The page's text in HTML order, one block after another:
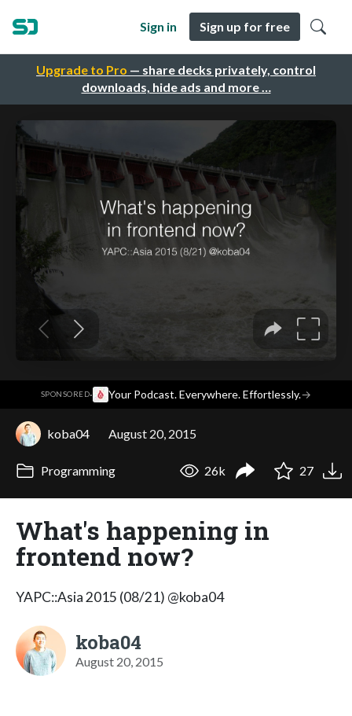
Upgrade to Pro — share decks privately, control
downloads, hide ads and more …
Sign in Sign up for free
SPONSORED· Your Podcast. Everywhere. Effortlessly.→
koba04 August 20, 2015
Programming 26k 27
What's happening in
frontend now?
YAPC::Asia 2015 (08/21) @koba04
koba04
August 20, 2015